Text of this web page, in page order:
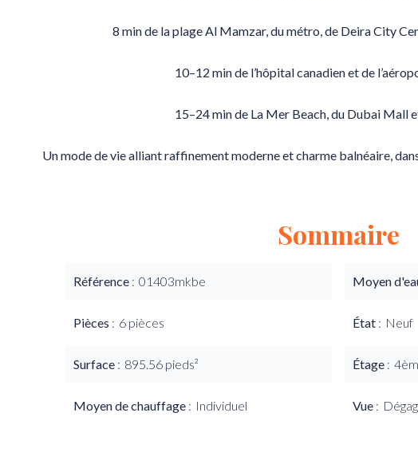
8 min de la plage Al Mamzar, du métro, de Deira City
10–12 min de l’hôpital canadien et de
15–24 min de La Mer Beach, du Dubai Mall
Un mode de vie alliant raffinement moderne et charme balnéaire,
Sommaire
Référence 01403mkbe
Pièces 6 pièces
Surface 895.56 pieds²
Moyen de chauffage Individuel
Moyen
État Neuf
Étage
Vue